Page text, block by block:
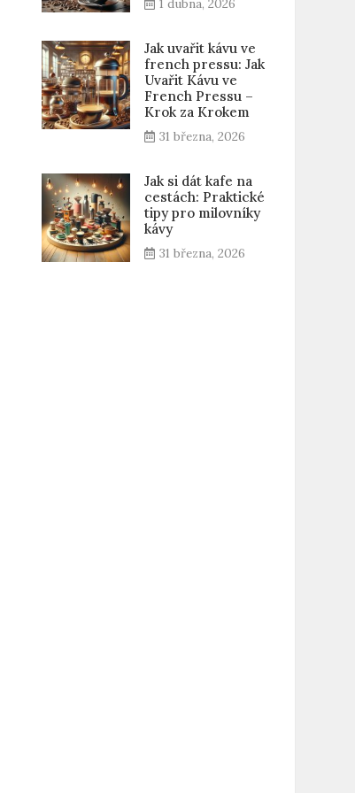
1 dubna, 2026
Jak uvařit kávu ve
french pressu: Jak
Uvařit Kávu ve
French Pressu –
Krok za Krokem
31 března, 2026
Jak si dát kafe na
cestách: Praktické
tipy pro milovníky
kávy
31 března, 2026